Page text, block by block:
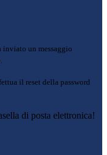
inviato un messaggio
il reset della password
di posta elettronica!